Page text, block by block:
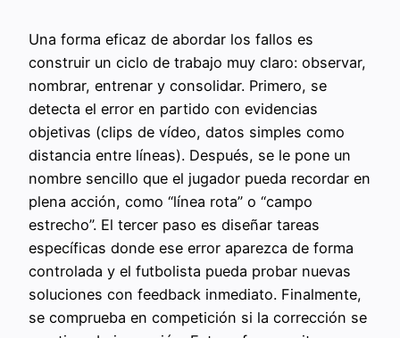
Una forma eficaz de abordar los fallos es
construir un ciclo de trabajo muy claro: observar,
nombrar, entrenar y consolidar. Primero, se
detecta el error en partido con evidencias
objetivas (clips de vídeo, datos simples como
distancia entre líneas). Después, se le pone un
nombre sencillo que el jugador pueda recordar en
plena acción, como “línea rota” o “campo
estrecho”. El tercer paso es diseñar tareas
específicas donde ese error aparezca de forma
controlada y el futbolista pueda probar nuevas
soluciones con feedback inmediato. Finalmente,
se comprueba en competición si la corrección se